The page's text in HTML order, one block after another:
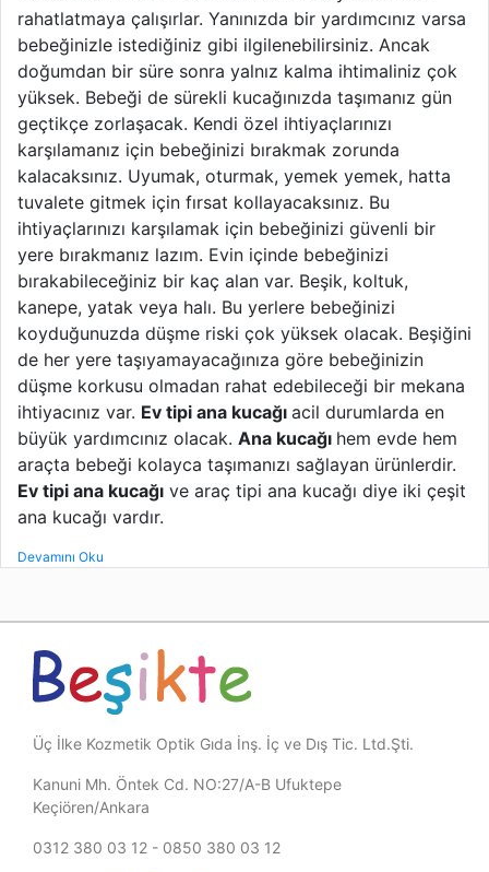
rahatlatmaya çalışırlar. Yanınızda bir yardımcınız varsa
bebeğinizle istediğiniz gibi ilgilenebilirsiniz. Ancak
doğumdan bir süre sonra yalnız kalma ihtimaliniz çok
yüksek. Bebeği de sürekli kucağınızda taşımanız gün
geçtikçe zorlaşacak. Kendi özel ihtiyaçlarınızı
karşılamanız için bebeğinizi bırakmak zorunda
kalacaksınız. Uyumak, oturmak, yemek yemek, hatta
tuvalete gitmek için fırsat kollayacaksınız. Bu
ihtiyaçlarınızı karşılamak için bebeğinizi güvenli bir
yere bırakmanız lazım. Evin içinde bebeğinizi
bırakabileceğiniz bir kaç alan var. Beşik, koltuk,
kanepe, yatak veya halı. Bu yerlere bebeğinizi
koyduğunuzda düşme riski çok yüksek olacak. Beşiğini
de her yere taşıyamayacağınıza göre bebeğinizin
düşme korkusu olmadan rahat edebileceği bir mekana
ihtiyacınız var. Ev tipi ana kucağı acil durumlarda en
büyük yardımcınız olacak. Ana kucağı hem evde hem
araçta bebeği kolayca taşımanızı sağlayan ürünlerdir.
Ev tipi ana kucağı ve araç tipi ana kucağı diye iki çeşit
ana kucağı vardır.
Devamını Oku
Üç İlke Kozmetik Optik Gıda İnş. İç ve Dış Tic. Ltd.Şti.
Kanuni Mh. Öntek Cd. NO:27/A-B Ufuktepe
Keçiören/Ankara
0312 380 03 12 - 0850 380 03 12